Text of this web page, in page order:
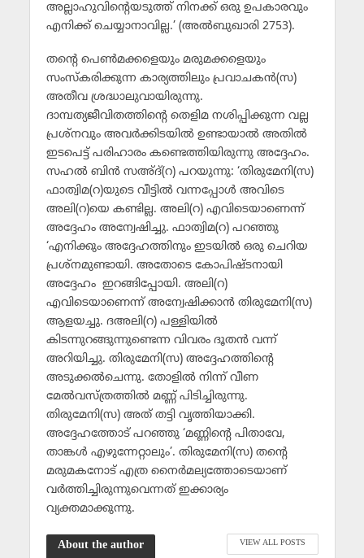
അല്ലാഹുവിന്റെയടുത്ത് നിനക്ക് ഒരു ഉപകാരവും
എനിക്ക് ചെയ്യാനാവില്ല.’ (അല്‍ബുഖാരി 2753).
തന്റെ പെണ്‍മക്കളെയും മരുമക്കളെയും
സംസ്‌കരിക്കുന്ന കാര്യത്തിലും പ്രവാചകന്‍(സ)
അതീവ ശ്രദ്ധാലുവായിരുന്നു.
ദാമ്പത്യജീവിതത്തിന്റെ തെളിമ നശിപ്പിക്കുന്ന വല്ല
പ്രശ്‌നവും അവര്‍ക്കിടയില്‍ ഉണ്ടായാല്‍ അതില്‍
ഇടപെട്ട് പരിഹാരം കണ്ടെത്തിയിരുന്നു അദ്ദേഹം.
സഹല്‍ ബിന്‍ സഅ്ദ്(റ) പറയുന്നു: ‘തിരുമേനി(സ)
ഫാത്വിമ(റ)യുടെ വീട്ടില്‍ വന്നപ്പോള്‍ അവിടെ
അലി(റ)യെ കണ്ടില്ല. അലി(റ) എവിടെയാണെന്ന്
അദ്ദേഹം അന്വേഷിച്ചു. ഫാത്വിമ(റ) പറഞ്ഞു
‘എനിക്കും അദ്ദേഹത്തിനും ഇടയില്‍ ഒരു ചെറിയ
പ്രശ്‌നമുണ്ടായി. അതോടെ കോപിഷ്ടനായി
അദ്ദേഹം ഇറങ്ങിപ്പോയി. അലി(റ)
എവിടെയാണെന്ന് അന്വേഷിക്കാന്‍ തിരുമേനി(സ)
ആളയച്ചു. ദഅലി(റ) പള്ളിയില്‍
കിടന്നുറങ്ങുന്നുണ്ടെന്ന വിവരം ദൂതന്‍ വന്ന്
അറിയിച്ചു. തിരുമേനി(സ) അദ്ദേഹത്തിന്റെ
അടുക്കല്‍ചെന്നു. തോളില്‍ നിന്ന് വീണ
മേല്‍വസ്ത്രത്തില്‍ മണ്ണ് പിടിച്ചിരുന്നു.
തിരുമേനി(സ) അത് തട്ടി വൃത്തിയാക്കി.
അദ്ദേഹത്തോട് പറഞ്ഞു ‘മണ്ണിന്റെ പിതാവേ,
താങ്കള്‍ എഴുന്നേറ്റാലും’. തിരുമേനി(സ) തന്റെ
മരുമകനോട് എത്ര നൈര്‍മല്യത്തോടെയാണ്
വര്‍ത്തിച്ചിരുന്നുവെന്നത് ഇക്കാര്യം
വ്യക്തമാക്കുന്നു.
About the author VIEW ALL POSTS